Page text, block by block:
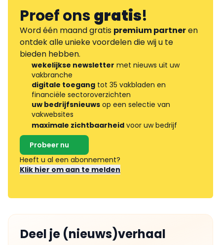
Proef onsgratis!
Word één maand gratis premium partneren
ontdek alle unieke voordelen die wij u te
bieden hebben.
wekelijkse newsletter met nieuws uit uw
vakbranche
digitale toegang tot 35 vakbladen en
financiële sectoroverzichten
uw bedrijfsnieuws op een selectie van
vakwebsites
maximale zichtbaarheid voor uw bedrijf
Probeer nu
Heeft u al een abonnement?
Klik hier om aan te melden
Deel je (nieuws)verhaal